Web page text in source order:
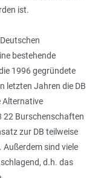
ist.
bestehende
1996 gegründete
letzten Jahren die DB
Alternative
22 Burschenschaften
zur DB teilweise
sind viele
d.h. das